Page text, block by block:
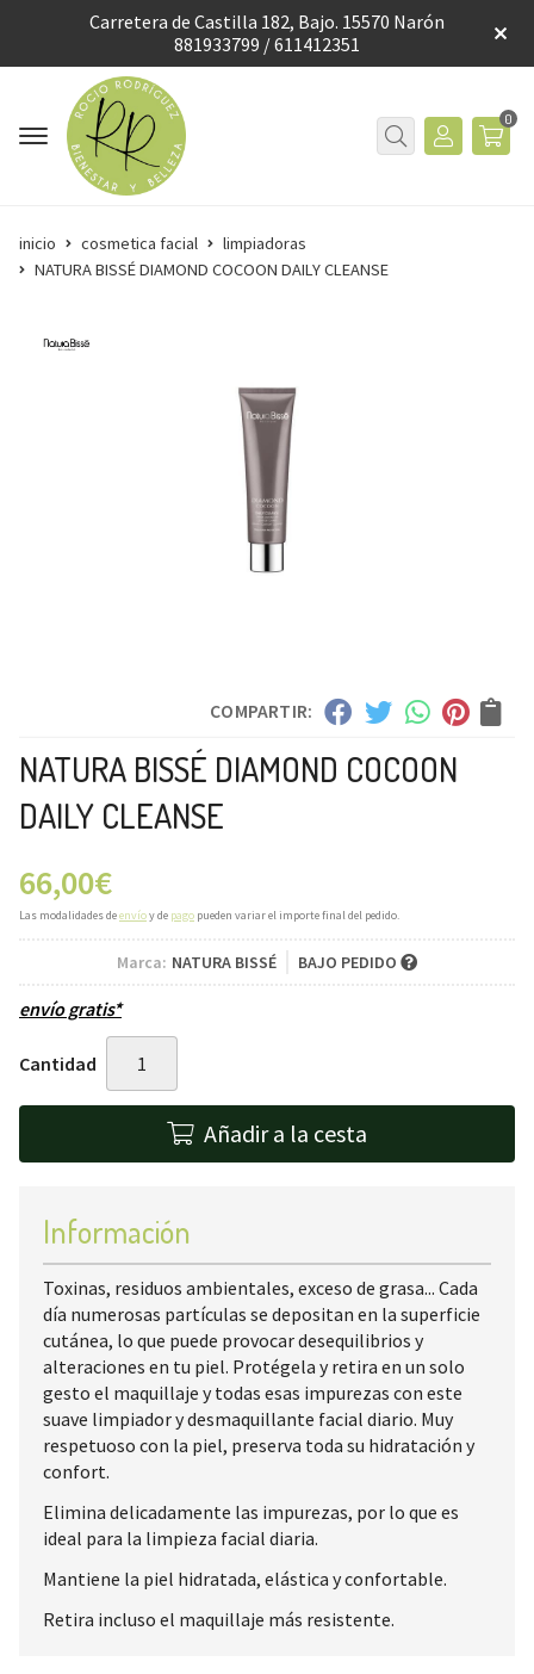
Carretera de Castilla 182, Bajo. 15570 Narón
881933799 / 611412351
0
inicio cosmetica facial
limpiadoras
NATURA BISSÉ DIAMOND COCOON DAILY CLEANSE
COMPARTIR:
NATURA BISSÉ DIAMOND COCOON
DAILY CLEANSE
66,00€
Las modalidades deenvíoy de pago pueden variar el importe final del pedido.
Marca: NATURA BISSÉ BAJO PEDIDO
envío gratis*
Cantidad
Añadir a la cesta
Información
Toxinas, residuos ambientales, exceso de grasa... Cada
día numerosas partículas se depositan en la superficie
cutánea, lo que puede provocar desequilibrios y
alteraciones en tu piel. Protégela y retira en un solo
gesto el maquillaje y todas esas impurezas con este
suave limpiador y desmaquillante facial diario. Muy
respetuoso con la piel, preserva toda su hidratación y
confort.
Elimina delicadamente las impurezas, por lo que es
ideal para la limpieza facial diaria.
Mantiene la piel hidratada, elástica y confortable.
Retira incluso el maquillaje más resistente.